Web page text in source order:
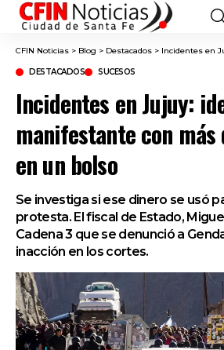
CFIN Noticias > Blog > Destacados > Incidentes en Jujuy:
DESTACADOS SUCESOS
Incidentes en Jujuy:
manifestante con
en un bolso
Se investiga si ese dinero se usó
protesta. El fiscal de Estado,
Cadena 3 que se denunció a
inacción en los cortes.